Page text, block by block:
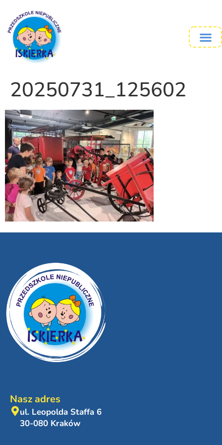
20250731_125602
Nasz adres
ul. Leopolda Staffa 6
30-080 Kraków